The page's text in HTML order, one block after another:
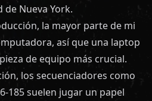
de Nueva York.
la mayor parte de mi
así que una laptop
de equipo más crucial.
los secuenciadores como
185 suelen jugar un papel